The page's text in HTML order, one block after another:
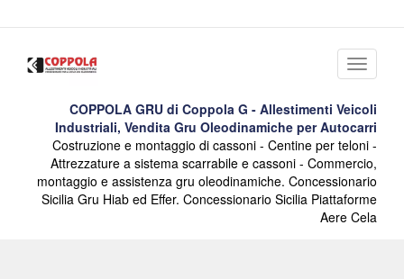
Menu
COPPOLA GRU di Coppola G - Allestimenti Veicoli
Industriali, Vendita Gru Oleodinamiche per Autocarri
Costruzione e montaggio di cassoni - Centine per teloni -
Attrezzature a sistema scarrabile e cassoni - Commercio,
montaggio e assistenza gru oleodinamiche. Concessionario
Sicilia Gru Hiab ed Effer. Concessionario Sicilia Piattaforme
Aere Cela